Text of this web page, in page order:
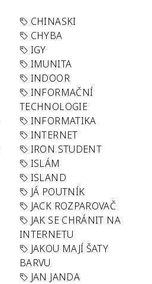
CHINASKI
CHYBA
IGY
IMUNITA
INDOOR
INFORMAČNÍ
TECHNOLOGIE
INFORMATIKA
INTERNET
IRON STUDENT
ISLÁM
ISLAND
JÁ POUTNÍK
JACK ROZPAROVAČ
JAK SE CHRÁNIT NA
INTERNETU
JAKOU MAJÍ ŠATY
BARVU
JAN JANDA